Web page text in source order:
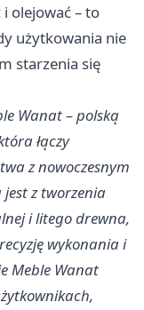
olejować – to
użytkowania nie
starzenia się
Wanat – polską
łączy
z nowoczesnym
z tworzenia
i litego drewna,
wykonania i
Meble Wanat